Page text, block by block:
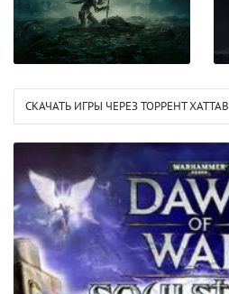
СКАЧАТЬ ИГРЫ ЧЕРЕЗ ТОРРЕНТ XATTAB